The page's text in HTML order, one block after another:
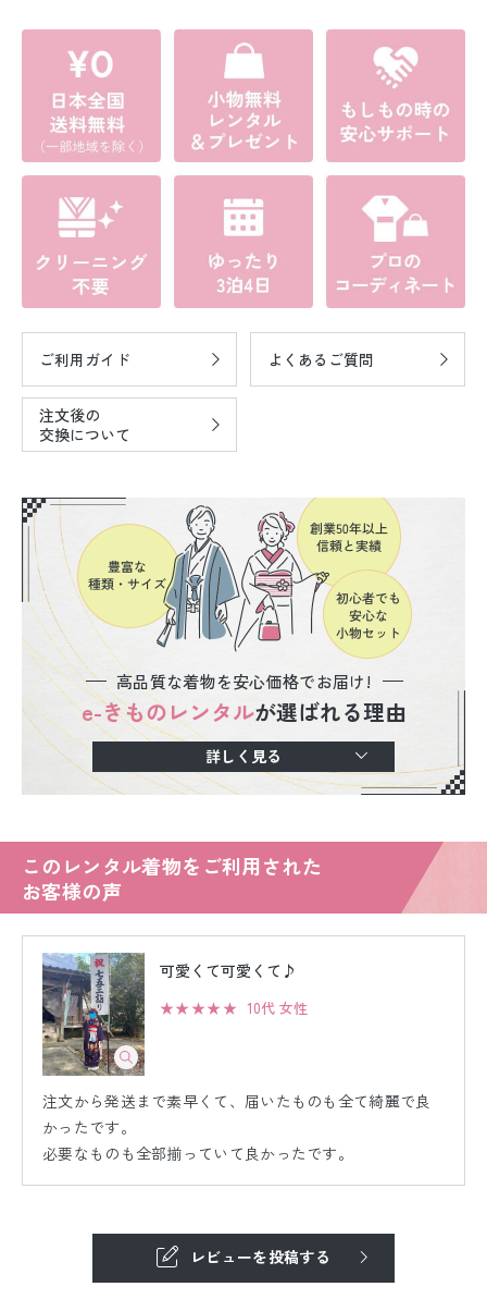
ご利用ガイド よくあるご質問
注文後の
交換について
高品質な着物を安心価格でお届け!
e-きものレンタルが選ばれる理由
詳しく見る
このレンタル着物をご利用された
お客様の声
可愛くて可愛くて♪
★★★★★ 10代 女性
注文から発送まで素早くて、届いたものも全て綺麗で良
かったです。
必要なものも全部揃っていて良かったです。
レビューを投稿する